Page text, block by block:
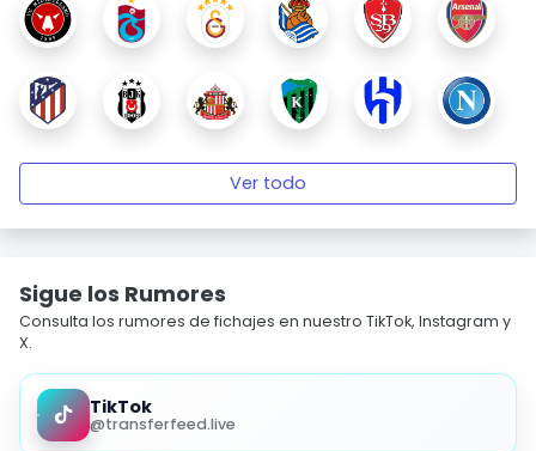
Ver todo
Sigue los Rumores
Consulta los rumores de fichajes en nuestro TikTok, Instagram y
X.
TikTok
@transferfeed.live